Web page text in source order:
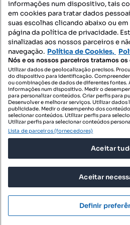
Mapa do Site
Contacte-nos
SIGA-NOS:
© 2026 Imovirtual.com,
TERMOS DE
POLÍTICA DE
CONFIGURAÇÕES DE
informações num dispositivo, tais
em cookies para tratar dados
suas escolhas clicando abaixo ou
página da política de privacidade.
sinalizadas aos nossos parceiros e
navegação. Política de Cookies,
Nós e os nossos parceiros tratamos
Utilizar dados de geolocalização precisos.
do dispositivo para identificação.
ou combinações de dados de diferentes fontes.
informações num dispositivo. Medir o
para personalizar conteúdos. Criar perfis para
Desenvolver e melhorar serviços. Utilizar
publicidade. Medir o desempenho dos
selecionar conteúdos. Utilizar perfis para
Utilizar perfis para selecionar conteúdos
Lista de parceiros (fornecedores)
Aceitar
Aceitar
Definir